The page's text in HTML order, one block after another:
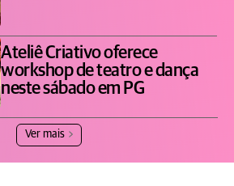
Ateliê Criativo oferece
workshop de teatro e dança
neste sábado em PG
Ver mais